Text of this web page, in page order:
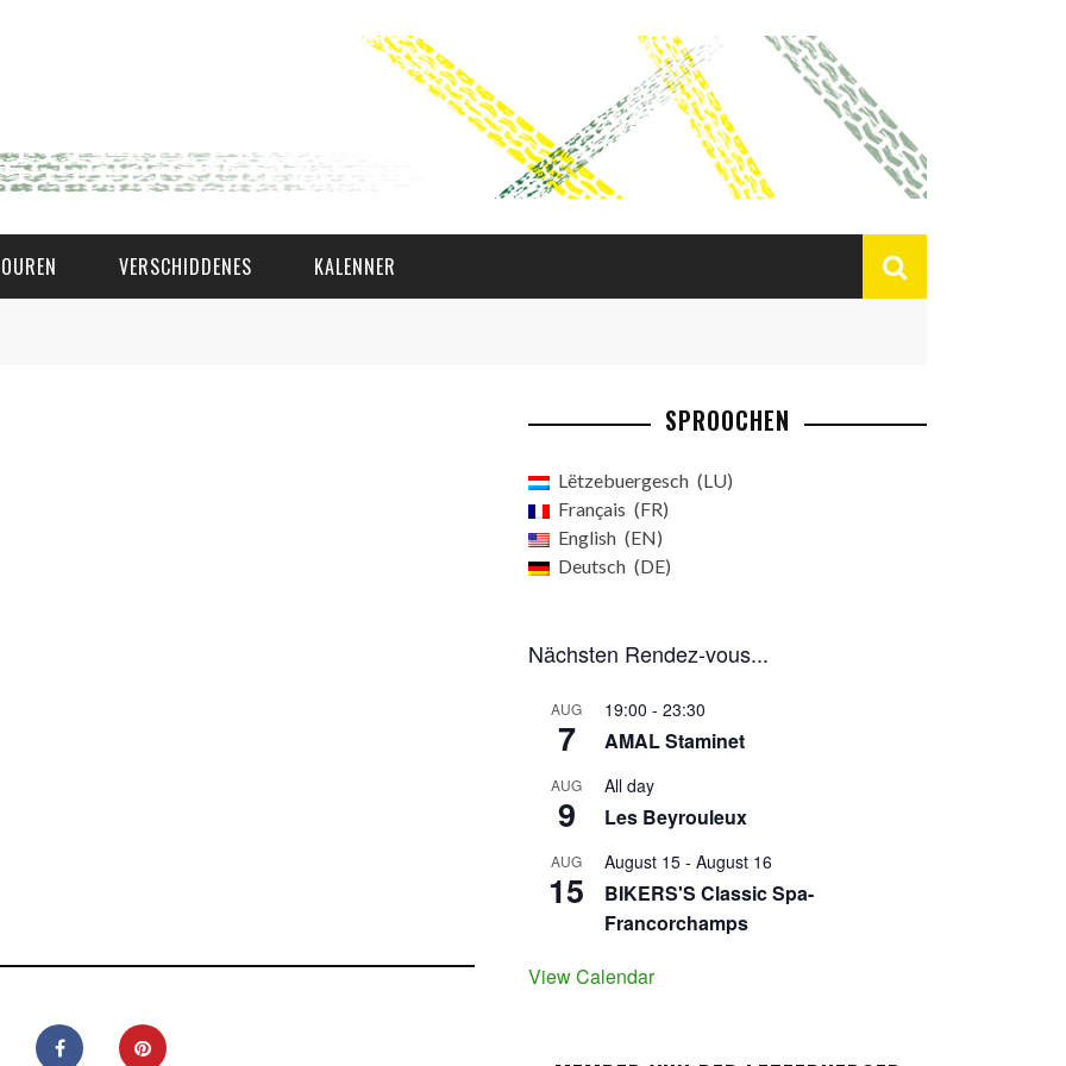
VERSCHIDDENES KALENNER
SPROOCHEN
Lëtzebuergesch
LU
Français
FR
English
EN
Deutsch
DE
Nächsten Rendez-vous...
AUG
7
19:00 - 23:30
AMAL Staminet
AUG
9
All day
Les Beyrouleux
AUG
15
August 15 - August 16
BIKERS'S Classic Spa-
Francorchamps
View Calendar